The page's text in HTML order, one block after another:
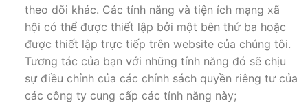
theo dõi khác. Các tính năng và tiện ích mạng xã
hội có thể được thiết lập bởi một bên thứ ba hoặc
được thiết lập trực tiếp trên website của chúng tôi.
Tương tác của bạn với những tính năng đó sẽ chịu
sự điều chỉnh của các chính sách quyền riêng tư của
các công ty cung cấp các tính năng này;